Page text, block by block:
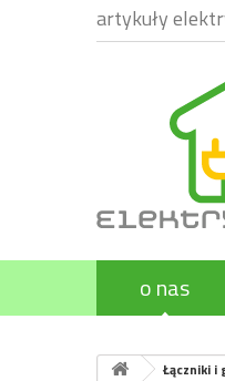
artykuły
o nas
Łączniki i